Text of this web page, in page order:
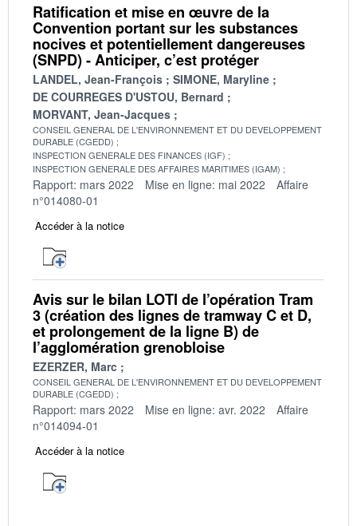
Ratification et mise en œuvre de la
Convention portant sur les substances
nocives et potentiellement dangereuses
(SNPD) - Anticiper, c’est protéger
LANDEL, Jean-François
SIMONE, Maryline
DE COURREGES D'USTOU, Bernard
MORVANT, Jean-Jacques
CONSEIL GENERAL DE L'ENVIRONNEMENT ET DU DEVELOPPEMENT
DURABLE (CGEDD)
INSPECTION GENERALE DES FINANCES (IGF)
INSPECTION GENERALE DES AFFAIRES MARITIMES (IGAM)
Rapport: mars 2022 Mise en ligne: mai 2022
Affaire
n°014080-01
Accéder à la notice
Avis sur le bilan LOTI de l’opération Tram
3 (création des lignes de tramway C et D,
et prolongement de la ligne B) de
l’agglomération grenobloise
EZERZER, Marc
CONSEIL GENERAL DE L'ENVIRONNEMENT ET DU DEVELOPPEMENT
DURABLE (CGEDD)
Rapport: mars 2022 Mise en ligne: avr. 2022
Affaire
n°014094-01
Accéder à la notice